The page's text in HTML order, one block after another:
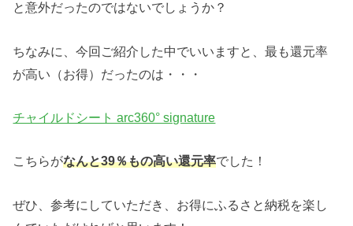
と意外だったのではないでしょうか？
ちなみに、今回ご紹介した中でいいますと、最も還元率
が高い（お得）だったのは・・・
チャイルドシート arc360° signature
こちらがなんと39％もの高い還元率でした！
ぜひ、参考にしていただき、お得にふるさと納税を楽し